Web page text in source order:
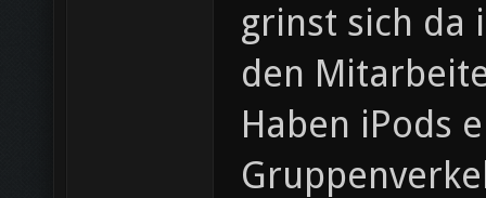
grinst sich da
den
Haben iPods